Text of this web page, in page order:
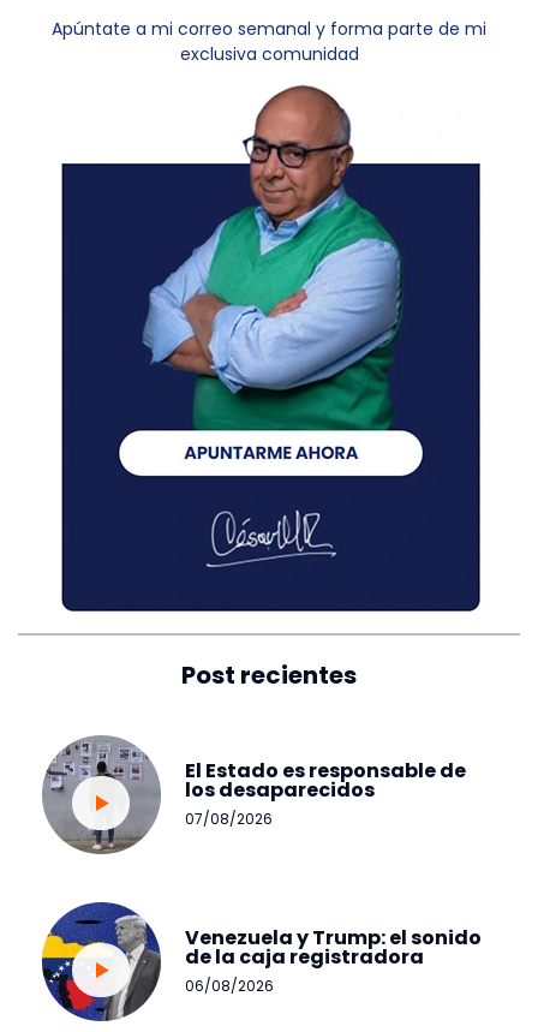
Apúntate a mi correo semanal y forma parte de mi
exclusiva comunidad
Post recientes
El Estado es responsable de
los desaparecidos
07/08/2026
Venezuela y Trump: el sonido
de la caja registradora
06/08/2026